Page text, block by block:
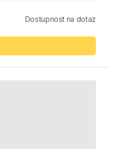
Dostupnost na dotaz